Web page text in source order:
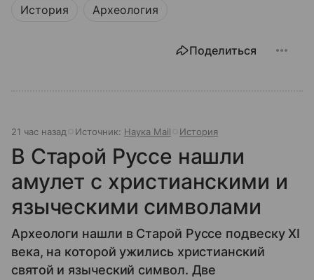
История Археология
Поделиться
21 час назад Источник: Наука Mail История
В Старой Руссе нашли
амулет с христианскими и
языческими символами
Археологи нашли в Старой Руссе подвеску XI
века, на которой ужились христианский
святой и языческий символ. Две